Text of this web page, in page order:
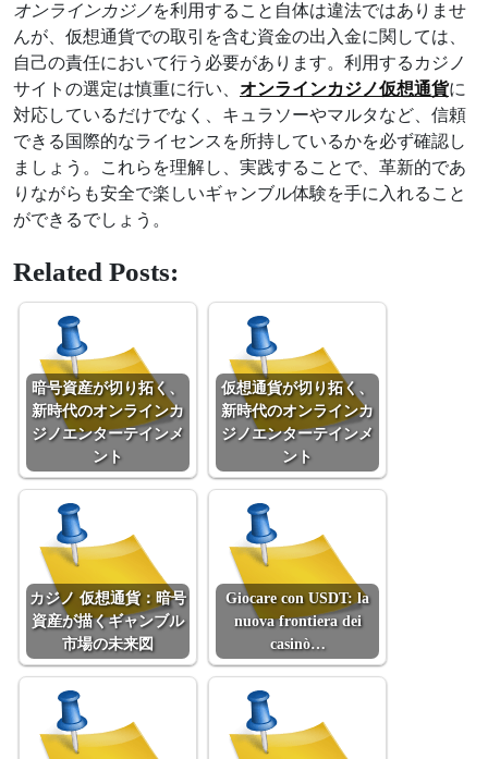
オンラインカジノを利用すること自体は違法ではありませ
んが、仮想通貨での取引を含む資金の出入金に関しては、
自己の責任において行う必要があります。利用するカジノ
サイトの選定は慎重に行い、 オンラインカジノ仮想通貨に
対応しているだけでなく、キュラソーやマルタなど、信頼
できる国際的なライセンスを所持しているかを必ず確認し
ましょう。これらを理解し、実践することで、革新的であ
りながらも安全で楽しいギャンブル体験を手に入れること
ができるでしょう。
Related Posts:
暗号資産が切り拓く、
新時代のオンラインカ
ジノエンターテインメ
ント
仮想通貨が切り拓く、
新時代のオンラインカ
ジノエンターテインメ
ント
カジノ 仮想通貨：暗号
資産が描くギャンブル
市場の未来図
Giocare con USDT: la
nuova frontiera dei
casinò…